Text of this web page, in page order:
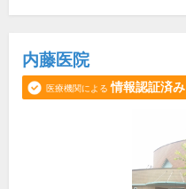
内藤医院
医療機関による 情報認証済み